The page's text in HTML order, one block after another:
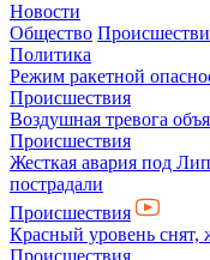
Новости
Общество
Политика
Режим ракетной
Происшествия
Воздушная тревога
Происшествия
Жесткая авария под
пострадали
Происшествия
Красный уровень снят,
Происшествия